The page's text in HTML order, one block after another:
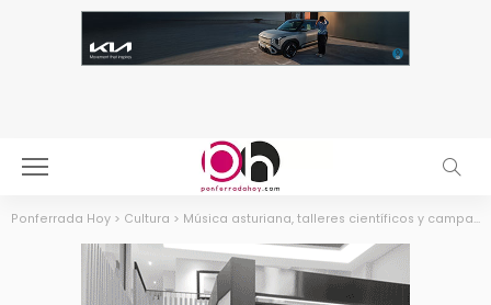
Ponferrada Hoy > Cultura > Música asturiana, talleres científicos y campamentos de verano centran la agenda de La Térmica Cultural y La Fábrica de Luz